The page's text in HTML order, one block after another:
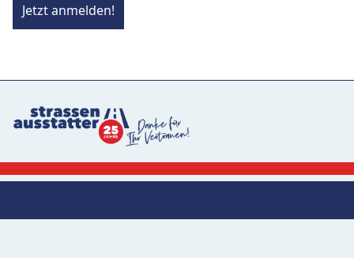
Jetzt anmelden!